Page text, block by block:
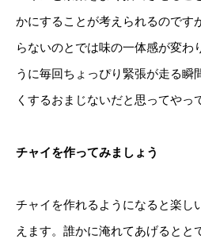
かにすることが考えられるのです
らないのとでは味の一体感が変わ
うに毎回ちょっぴり緊張が走る瞬
くするおまじないだと思ってやっ
チャイを作ってみましょう
チャイを作れるようになると楽し
えます。誰かに淹れてあげるとと